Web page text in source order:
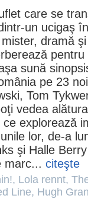
care se
un ucigaş
dramă
sună
pe 23
, Tom
vedea
explorează
lor, de-a
şi Halle Berry
marc... citeşte
, Lola rennt,
Line, Hugh